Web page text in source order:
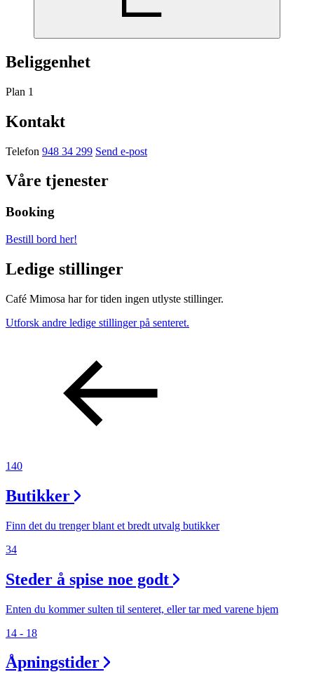
Beliggenhet
Plan 1
Kontakt
Telefon 948 34 299 Send e-post
Våre tjenester
Booking
Bestill bord her!
Ledige stillinger
Café Mimosa har for tiden ingen utlyste stillinger.
Utforsk andre ledige stillinger på senteret.
140
Butikker
Finn det du trenger blant et bredt utvalg butikker
34
Steder å spise noe godt
Enten du kommer sulten til senteret, eller tar med varene hjem
14 - 18
Åpningstider